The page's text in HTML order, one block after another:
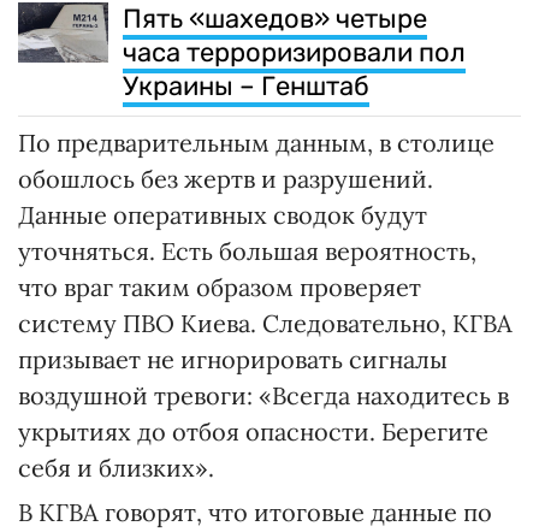
Пять «шахедов» четыре
часа терроризировали пол
Украины – Генштаб
По предварительным данным, в столице
обошлось без жертв и разрушений.
Данные оперативных сводок будут
уточняться. Есть большая вероятность,
что враг таким образом проверяет
систему ПВО Киева. Следовательно, КГВА
призывает не игнорировать сигналы
воздушной тревоги: «Всегда находитесь в
укрытиях до отбоя опасности. Берегите
себя и близких».
В КГВА говорят, что итоговые данные по